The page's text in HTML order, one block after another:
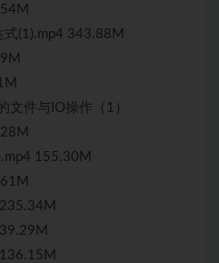
(1).mp4 343.88M
文件与IO操作（1）
155.30M